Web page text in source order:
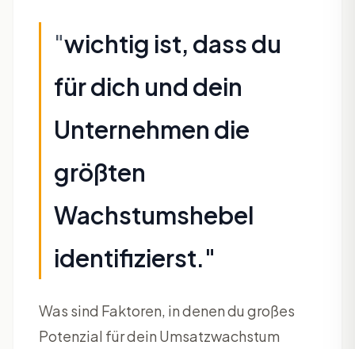
"wichtig ist, dass du
für dich und dein
Unternehmen die
größten
Wachstumshebel
identifizierst."
Was sind Faktoren, in denen du großes
Potenzial für dein Umsatzwachstum